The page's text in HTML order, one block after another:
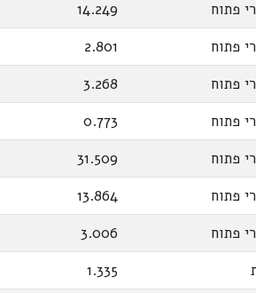
פתוח
14.249
פתוח
2.801
פתוח
3.268
פתוח
0.773
פתוח
31.509
פתוח
13.864
פתוח
3.006
1.335